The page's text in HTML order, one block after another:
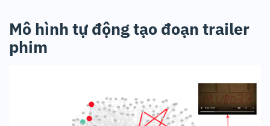
Mô hình tự động tạo đoạn trailer
phim